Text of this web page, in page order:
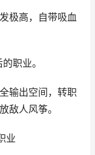
极高，自带吸血
职业。
输出空间，转职
敌人风筝。
业